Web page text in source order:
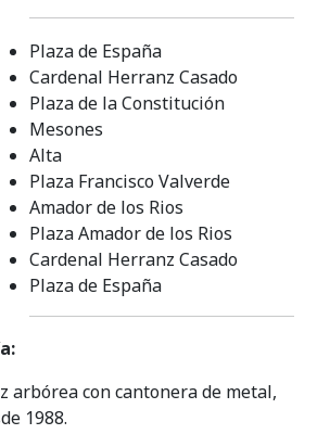
Plaza de España
Cardenal Herranz Casado
Plaza de la Constitución
Mesones
Alta
Plaza Francisco Valverde
Amador de los Rios
Plaza Amador de los Rios
Cardenal Herranz Casado
Plaza de España
arbórea con cantonera de metal,
1988.